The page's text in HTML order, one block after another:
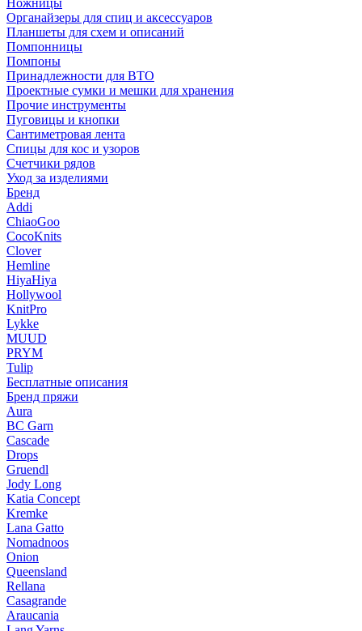
Ножницы
Органайзеры для спиц и аксессуаров
Планшеты для схем и описаний
Помпонницы
Помпоны
Принадлежности для ВТО
Проектные сумки и мешки для хранения
Прочие инструменты
Пуговицы и кнопки
Сантиметровая лента
Спицы для кос и узоров
Счетчики рядов
Уход за изделиями
Бренд
Addi
ChiaoGoo
CocoKnits
Clover
Hemline
HiyaHiya
Hollywool
KnitPro
Lykke
MUUD
PRYM
Tulip
Бесплатные описания
Бренд пряжи
Aura
BC Garn
Cascade
Drops
Gruendl
Jody Long
Katia Concept
Kremke
Lana Gatto
Nomadnoos
Onion
Queensland
Rellana
Casagrande
Araucania